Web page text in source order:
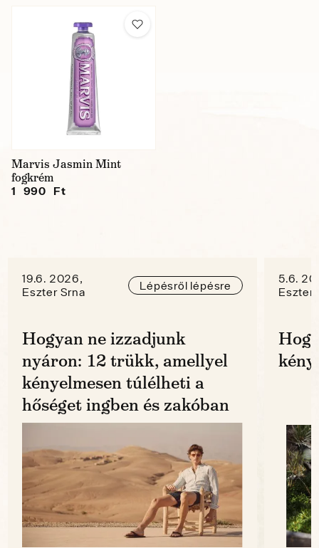
Marvis Jasmin Mint
fogkrém
1 990 Ft
19.6. 2026,
Eszter Srna
Lépésről lépésre
Hogyan ne izzadjunk
nyáron: 12 trükk, amellyel
kényelmesen túlélheti a
hőséget ingben és zakóban
5.6.
Eszter